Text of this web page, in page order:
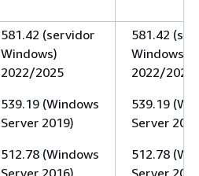
581.42 (servidor
Windows)
2022/2025
539.19 (Windows
Server 2019)
512.78 (Windows
Server 2016)
581.42
Windows)
2022/2025
539.19
Server
512.78
Server